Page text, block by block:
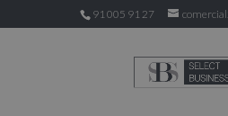
91 005 91 27